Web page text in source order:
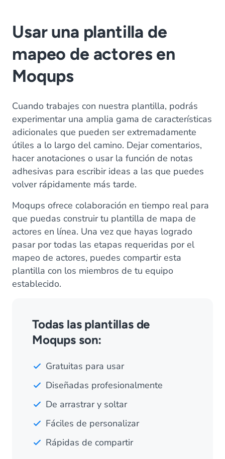
Usar una plantilla de
mapeo de actores en
Moqups
Cuando trabajes con nuestra plantilla, podrás
experimentar una amplia gama de características
adicionales que pueden ser extremadamente
útiles a lo largo del camino. Dejar comentarios,
hacer anotaciones o usar la función de notas
adhesivas para escribir ideas a las que puedes
volver rápidamente más tarde.
Moqups ofrece colaboración en tiempo real para
que puedas construir tu plantilla de mapa de
actores en línea. Una vez que hayas logrado
pasar por todas las etapas requeridas por el
mapeo de actores, puedes compartir esta
plantilla con los miembros de tu equipo
establecido.
Todas las plantillas de
Moqups son:
Gratuitas para usar
Diseñadas profesionalmente
De arrastrar y soltar
Fáciles de personalizar
Rápidas de compartir